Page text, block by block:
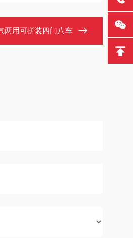
两用可拼装四门八车